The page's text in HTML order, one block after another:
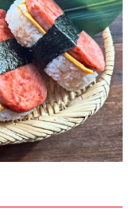
ヤマキ 割烹白だし